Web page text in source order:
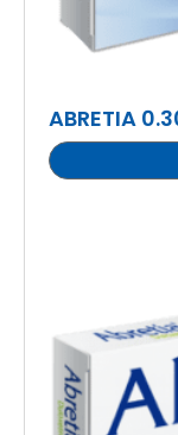
ABRETIA